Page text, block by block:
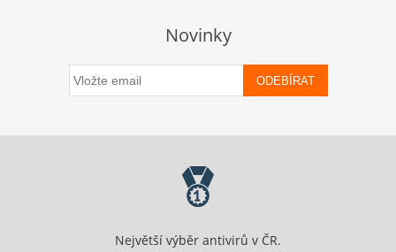
Novinky
ODEBÍRAT
Největší výběr antivirů v ČR.